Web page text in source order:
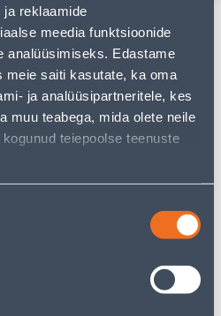
reklaamide
meedia funktsioonide
analüüsimiseks. Edastame
meie saiti kasutate, ka oma
ja analüüsipartneritele, kes
muu teabega, mida olete neile
teiepoolse teenuste
m².